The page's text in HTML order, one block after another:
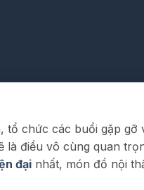
chức các buổi gặp gỡ
là điều vô cùng quan
đại nhất, món đồ nội